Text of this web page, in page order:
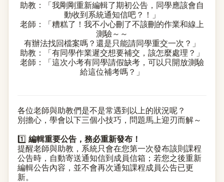
助教：「我剛剛重新編輯了期初公告，同學應該會自
動收到系統通知信吧？！」
老師：「糟糕了！我不小心刪了不該刪的作業和線上
測驗～～
有辦法找回檔案嗎？還是只能請同學重交一次？」
助教：「有同學作業遲交想要補交，該怎麼處理？」
老師：「這次小考有同學請假缺考，可以只開放測驗
給這位補考嗎？」
各位老師與助教們是不是常遇到以上的狀況呢？
別擔心，學會以下三個小技巧，問題馬上迎刃而解～
1️⃣ 編輯重要公告，務必重新發布！
提醒老師與助教，系統只會在您第一次發布該則課程
公告時，自動寄送通知信到成員信箱；若您之後重新
編輯公告內容，並不會再次通知課程成員公告已更
新。